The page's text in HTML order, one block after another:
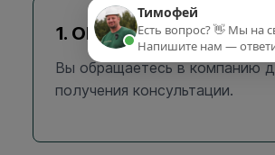
1. ОБРАЩЕНИЕ В
Вы обращаетесь в компанию
получения консультации.
Тимофей
Есть вопрос? 👋 Мы на
Напишите нам —